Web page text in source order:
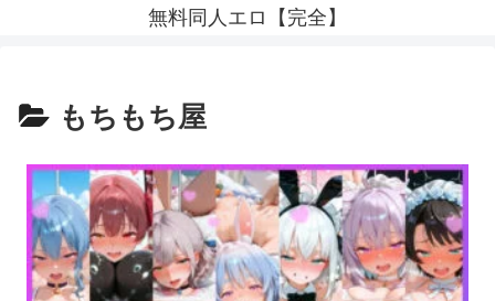
無料同人エロ【完全】
もちもち屋